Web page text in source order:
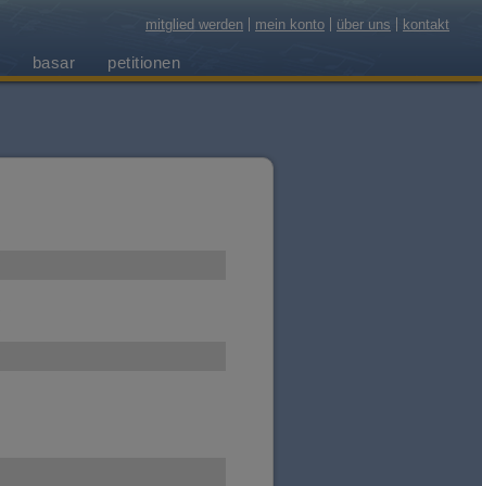
mitglied werden mein konto über uns kontakt
basar petitionen